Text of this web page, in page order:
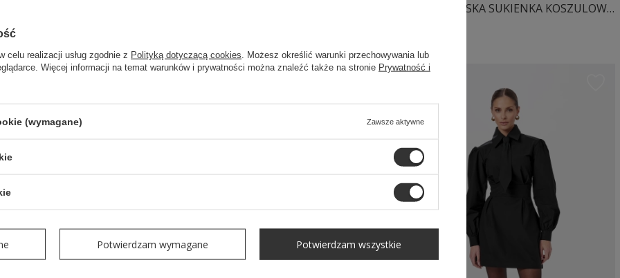
SHEILA - DAMSKA SUKIENKA KOSZULOWA WYSZCZUPLAJĄCA SYLWETKĘ 'NOIR'
celu realizacji usług zgodnie z Polityką dotyczącą cookies . Możesz określić warunki przechowywania lub
Więcej informacji na temat warunków i prywatności można znaleźć także na stronie Prywatność i
(wymagane) Zawsze aktywne
Potwierdzam wymagane Potwierdzam wszystkie